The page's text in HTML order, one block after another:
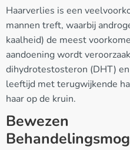
Haarverlies is een
mannen treft, waarbij
kaalheid) de meest
aandoening wordt
dihydrotestosteron (DHT)
leeftijd met terugwijkende
haar op de kruin.
Bewezen